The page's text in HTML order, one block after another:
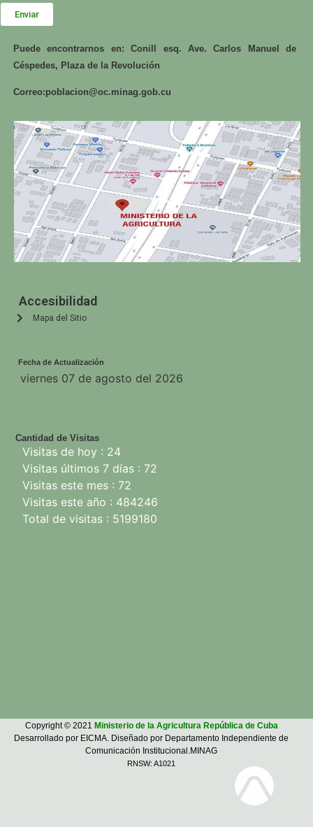
Enviar
Puede encontrarnos en: Conill esq. Ave. Carlos Manuel de
Céspedes, Plaza de la Revolución
Correo:poblacion@oc.minag.gob.cu
Accesibilidad
Mapa del Sitio
Fecha de Actualización
Cantidad de Visitas
Visitas de hoy : 24
Visitas últimos 7 días : 72
Visitas este mes : 72
Visitas este año : 484246
Total de visitas : 5199180
viernes 07 de agosto del 2026
Copyright © 2021 Ministerio de la Agricultura República de Cuba
Desarrollado por EICMA. Diseñado por Departamento Independiente de
Comunicación Institucional.MINAG
RNSW: A1021